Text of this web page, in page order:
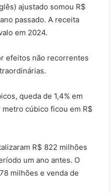
ajustado somou R$
passado. A receita
em 2024.
efeitos não recorrentes
queda de 1,4% em
cúbico ficou em R$
R$ 822 milhões
um ano antes. O
milhões e venda de